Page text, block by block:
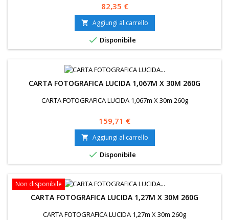
Prezzo
82,35 €
 Aggiungi al carrello
 Disponibile
CARTA FOTOGRAFICA LUCIDA 1,067M X 30M 260G
CARTA FOTOGRAFICA LUCIDA 1,067m X 30m 260g
Prezzo
159,71 €
 Aggiungi al carrello
 Disponibile
Non disponibile
CARTA FOTOGRAFICA LUCIDA 1,27M X 30M 260G
CARTA FOTOGRAFICA LUCIDA 1,27m X 30m 260g